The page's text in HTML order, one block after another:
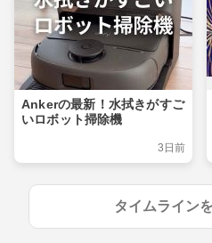
Ankerの最新！水拭きがすご
いロボット掃除機
3日前
タイムライン